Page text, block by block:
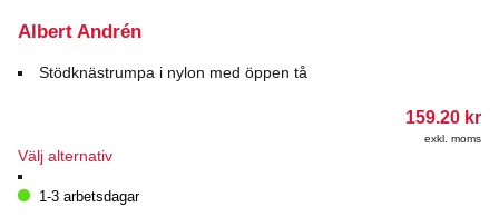
varianter.
olika
Albert Andrén
Stödknästrumpa i nylon med öppen tå
159.20 kr
exkl. moms
Välj alternativDen
produkten
1-3 arbetsdagar